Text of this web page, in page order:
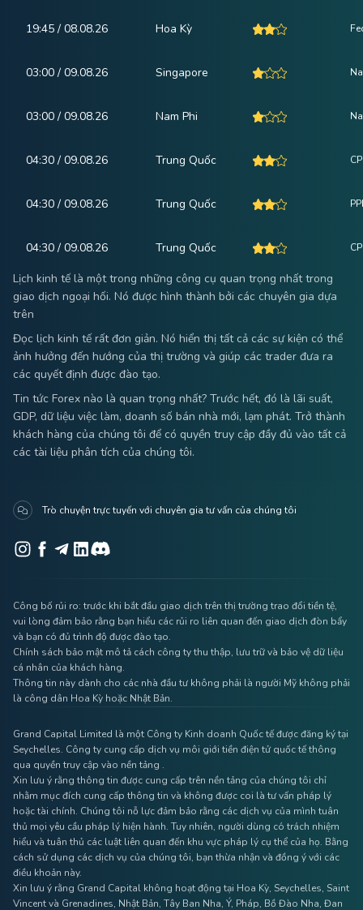
19:45 / 08.08.26 Hoa Kỳ
03:00 / 09.08.26 Singapore
03:00 / 09.08.26 Nam Phi
04:30 / 09.08.26 Trung Quốc
04:30 / 09.08.26 Trung Quốc
04:30 / 09.08.26 Trung Quốc
Lịch kinh tế là một trong những công cụ quan trọng nhất trong
giao dịch ngoại hối. Nó được hình thành bởi các chuyên gia dựa
trên
Đọc lịch kinh tế rất đơn giản. Nó hiển thị tất cả các sự kiện có thể
ảnh hưởng đến hướng của thị trường và giúp các trader đưa ra
các quyết định được đào tạo.
Tin tức Forex nào là quan trọng nhất? Trước hết, đó là lãi suất,
GDP, dữ liệu việc làm, doanh số bán nhà mới, lạm phát. Trở thành
khách hàng của chúng tôi để có quyền truy cập đầy đủ vào tất cả
các tài liệu phân tích của chúng tôi.
Trò chuyện trực tuyến với chuyên gia tư vấn của chúng tôi
Công bố rủi ro: trước khi bắt đầu giao dịch trên thị trường trao đổi tiền tệ,
vui lòng đảm bảo rằng bạn hiểu các rủi ro liên quan đến giao dịch đòn bẩy
và bạn có đủ trình độ được đào tạo.
Chính sách bảo mật mô tả cách công ty thu thập, lưu trữ và bảo vệ dữ liệu
cá nhân của khách hàng.
Thông tin này dành cho các nhà đầu tư không phải là người Mỹ không phải
là công dân Hoa Kỳ hoặc Nhật Bản.
Grand Capital Limited là một Công ty Kinh doanh Quốc tế được đăng ký tại
Seychelles. Công ty cung cấp dịch vụ môi giới tiền điện tử quốc tế thông
qua quyền truy cập vào nền tảng .
Xin lưu ý rằng thông tin được cung cấp trên nền tảng của chúng tôi chỉ
nhằm mục đích cung cấp thông tin và không được coi là tư vấn pháp lý
hoặc tài chính. Chúng tôi nỗ lực đảm bảo rằng các dịch vụ của mình tuân
thủ mọi yêu cầu pháp lý hiện hành. Tuy nhiên, người dùng có trách nhiệm
hiểu và tuân thủ các luật liên quan đến khu vực pháp lý cụ thể của họ. Bằng
cách sử dụng các dịch vụ của chúng tôi, bạn thừa nhận và đồng ý với các
điều khoản này.
Xin lưu ý rằng Grand Capital không hoạt động tại Hoa Kỳ, Seychelles, Saint
Vincent và Grenadines, Nhật Bản, Tây Ban Nha, Ý, Pháp, Bồ Đào Nha, Đan